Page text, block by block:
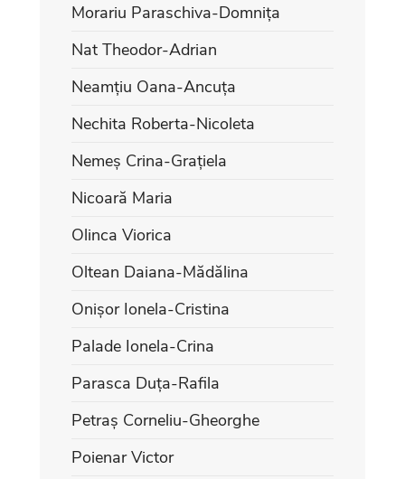
Morariu Paraschiva-Domnița
Nat Theodor-Adrian
Neamțiu Oana-Ancuța
Nechita Roberta-Nicoleta
Nemeș Crina-Grațiela
Nicoară Maria
Olinca Viorica
Oltean Daiana-Mădălina
Onișor Ionela-Cristina
Palade Ionela-Crina
Parasca Duța-Rafila
Petraș Corneliu-Gheorghe
Poienar Victor